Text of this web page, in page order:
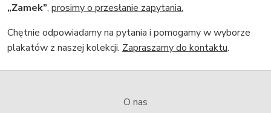
„Zamek”, prosimy o przesłanie zapytania.
Chętnie odpowiadamy na pytania i pomogamy w wyborze
plakatów z naszej kolekcji. Zapraszamy do kontaktu.
O nas